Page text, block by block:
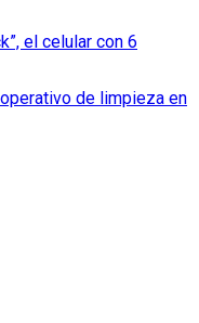
el celular con 6
de limpieza en